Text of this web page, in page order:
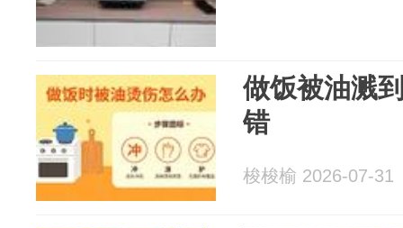
做饭被油溅
错
梭梭榆 2026-07-31